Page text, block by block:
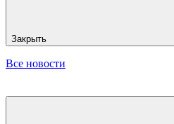
Закрыть
Все новости